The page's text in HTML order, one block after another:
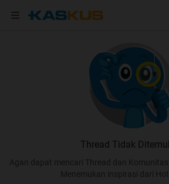
Thread Tidak
Agan dapat mencari Thread dan Komunitas
Menemukan inspirasi dari Hot